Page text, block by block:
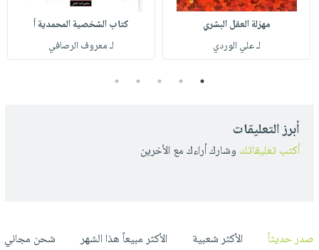
مهزلة العقل البشري
لـ علي الوردي
كتاب الشخصية المحمدية أ
لـ معروف الرصافي
1
2
3
4
5
أبرز التعليقات
أكتب تعليقاتك وشارك أراءك مع الأخرين
صدر حديثاً الأكثر شعبية الأكثر مبيعاً هذا الشهر شحن مجاني